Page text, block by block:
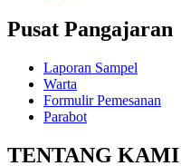
Pusat Pangajaran
Laporan Sampel
Warta
Formulir Pemesanan
Parabot
TENTANG KAMI